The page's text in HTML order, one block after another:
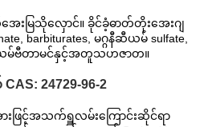
းမြသိုလှောင်။ ခိုင်ခံ့ဓာတ်တိုးအေးဂျ
barbiturates, မဂ္ဂနီဆီယမ် sulfate,
ယမ်ဗီတာမင်နှင့်အတူသဟဇာတ။
24729-96-2
ဖြင့်အသက်ရှူလမ်းကြောင်းဆိုင်ရာ